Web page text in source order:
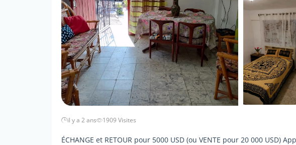
il y a 2 ans 1909 Visites
ÉCHANGE et RETOUR pour 5000 USD (ou VENTE pour 20 000 USD)